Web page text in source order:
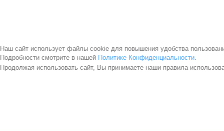
Наш сайт использует файлы cookie для повышения удобства
Подробности смотрите в нашей Политике Конфиденциальности.
Продолжая использовать сайт, Вы принимаете наши правила